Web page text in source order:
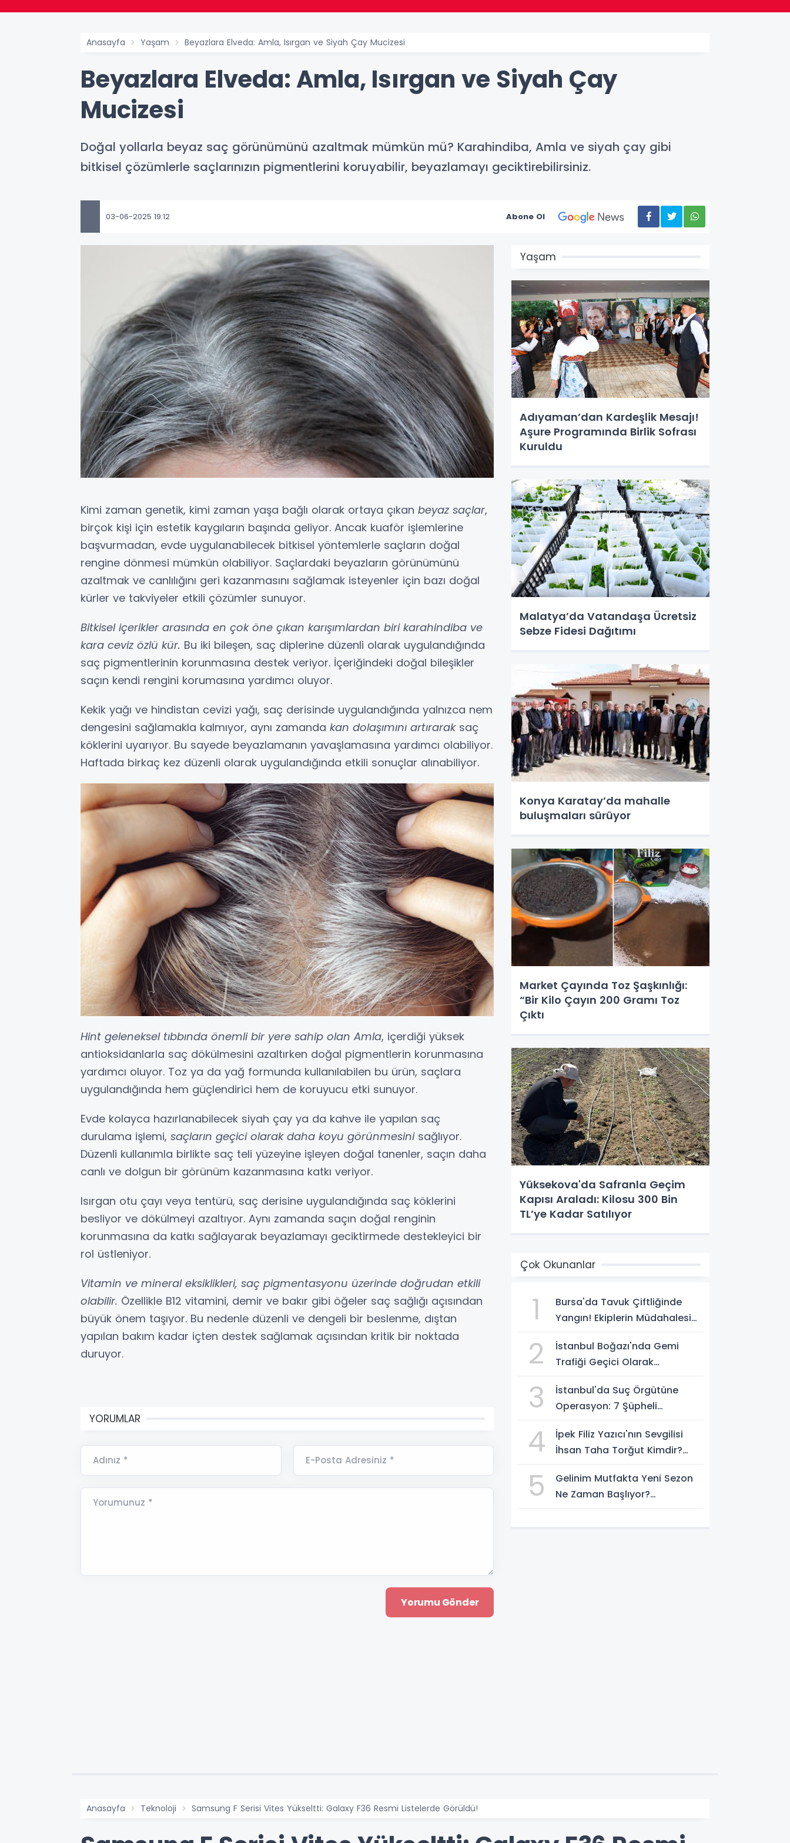
Anasayfa Yaşam Beyazlara Elveda: Amla, Isırgan ve Siyah Çay Mucizesi
Beyazlara Elveda: Amla, Isırgan ve Siyah Çay
Mucizesi
Doğal yollarla beyaz saç görünümünü azaltmak mümkün mü? Karahindiba, Amla ve siyah çay gibi
bitkisel çözümlerle saçlarınızın pigmentlerini koruyabilir, beyazlamayı geciktirebilirsiniz.
03-06-2025 19:12 Abone Ol
Kimi zaman genetik, kimi zaman yaşa bağlı olarak ortaya çıkan beyaz saçlar,
birçok kişi için estetik kaygıların başında geliyor. Ancak kuaför işlemlerine
başvurmadan, evde uygulanabilecek bitkisel yöntemlerle saçların doğal
rengine dönmesi mümkün olabiliyor. Saçlardaki beyazların görünümünü
azaltmak ve canlılığını geri kazanmasını sağlamak isteyenler için bazı doğal
kürler ve takviyeler etkili çözümler sunuyor.
Bitkisel içerikler arasında en çok öne çıkan karışımlardan biri karahindiba ve
kara ceviz özlü kür. Bu iki bileşen, saç diplerine düzenli olarak uygulandığında
saç pigmentlerinin korunmasına destek veriyor. İçeriğindeki doğal bileşikler
saçın kendi rengini korumasına yardımcı oluyor.
Kekik yağı ve hindistan cevizi yağı, saç derisinde uygulandığında yalnızca nem
dengesini sağlamakla kalmıyor, aynı zamanda kan dolaşımını artıraraksaç
köklerini uyarıyor. Bu sayede beyazlamanın yavaşlamasına yardımcı olabiliyor.
Haftada birkaç kez düzenli olarak uygulandığında etkili sonuçlar alınabiliyor.
Hint geleneksel tıbbında önemli bir yere sahip olan Amla, içerdiği yüksek
antioksidanlarla saç dökülmesini azaltırken doğal pigmentlerin korunmasına
yardımcı oluyor. Toz ya da yağ formunda kullanılabilen bu ürün, saçlara
uygulandığında hem güçlendirici hem de koruyucu etki sunuyor.
Evde kolayca hazırlanabilecek siyah çay ya da kahve ile yapılan saç
durulama işlemi, saçların geçici olarak daha koyu görünmesinisağlıyor.
Düzenli kullanımla birlikte saç teli yüzeyine işleyen doğal tanenler, saçın daha
canlı ve dolgun bir görünüm kazanmasına katkı veriyor.
Isırgan otu çayı veya tentürü, saç derisine uygulandığında saç köklerini
besliyor ve dökülmeyi azaltıyor. Aynı zamanda saçın doğal renginin
korunmasına da katkı sağlayarak beyazlamayı geciktirmede destekleyici bir
rol üstleniyor.
Vitamin ve mineral eksiklikleri, saç pigmentasyonu üzerinde doğrudan etkili
olabilir. Özellikle B12 vitamini, demir ve bakır gibi öğeler saç sağlığı açısından
büyük önem taşıyor. Bu nedenle düzenli ve dengeli bir beslenme, dıştan
yapılan bakım kadar içten destek sağlamak açısından kritik bir noktada
duruyor.
YORUMLAR
Adınız * E-Posta Adresiniz *
Yorumunuz *
Yaşam
Adıyaman’dan Kardeşlik Mesajı!
Aşure Programında Birlik Sofrası
Kuruldu
Malatya’da Vatandaşa Ücretsiz
Sebze Fidesi Dağıtımı
Konya Karatay’da mahalle
buluşmaları sürüyor
Market Çayında Toz Şaşkınlığı:
“Bir Kilo Çayın 200 Gramı Toz
Çıktı
Yüksekova'da Safranla Geçim
Kapısı Araladı: Kilosu 300 Bin
TL’ye Kadar Satılıyor
Çok Okunanlar
1
Bursa'da Tavuk Çiftliğinde
Yangın! Ekiplerin Müdahalesi
2
İstanbul Boğazı'nda Gemi
Trafiği Geçici Olarak
3
İstanbul'da Suç Örgütüne
Operasyon: 7 Şüpheli
4
İpek Filiz Yazıcı'nın Sevgilisi
İhsan Taha Torğut Kimdir?
Ediliyor
5
Gelinim Mutfakta Yeni Sezon
Ne Zaman Başlıyor?
Anasayfa Teknoloji Samsung F Serisi Vites Yükseltti: Galaxy F36 Resmi Listelerde Görüldü!